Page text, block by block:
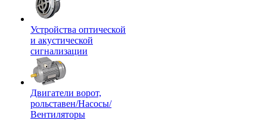
Устройства оптической
и акустической
сигнализации
Двигатели ворот,
рольставен/Насосы/
Вентиляторы